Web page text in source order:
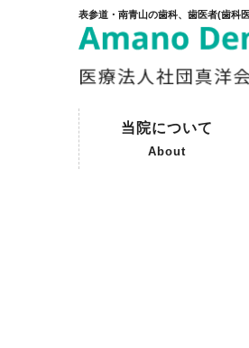
表参道・南青山の歯科、歯医者(歯科
当院について
About